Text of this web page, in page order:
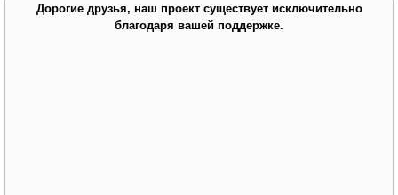
Дорогие друзья, наш проект существует исключительно
благодаря вашей поддержке.